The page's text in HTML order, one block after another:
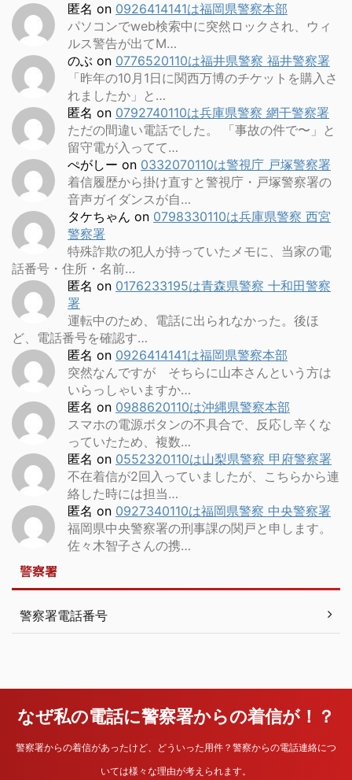
匿名 on 0926414141は福岡県警察本部
パソコンでweb検索中に突然ロックされ、ウィ
ルス警告が出てM…
のぶ on 0776520110は福井県警察 福井警察署
「昨年の10月1日に関西万博のチケットを購入さ
れましたか」と…
匿名 on 0792740110は兵庫県警察 網干警察署
ただの間違い電話でした。 「事故の件で〜」と
留守電が入ってて…
ぺがしー on 0332070110は警視庁 戸塚警察署
着信履歴から掛け直すと警視庁・戸塚警察署の
音声ガイダンスが自…
タケちゃん on 0798330110は兵庫県警察 西宮
警察署
特殊詐欺の犯人が持っていたメモに、当家の電
話番号・住所・名前…
匿名 on 0176233195は青森県警察 十和田警察
署
運転中のため、電話に出られなかった。後ほ
ど、電話番号を確認す…
匿名 on 0926414141は福岡県警察本部
突然なんですが そちらに山本さんという方は
いらっしゃいますか…
匿名 on 0988620110は沖縄県警察本部
スマホの電源ボタンの不具合で、反応し辛くな
っていたため、複数…
匿名 on 0552320110は山梨県警察 甲府警察署
不在着信が2回入っていましたが、こちらから連
絡した時には担当…
匿名 on 0927340110は福岡県警察 中央警察署
福岡県中央警察署の刑事課の関戸と申します。
佐々木智子さんの携…
警察署
警察署電話番号
なぜ私の電話に警察署からの着信が！？
警察署からの着信があったけど、どういった用件？警察からの電話連絡につ
いては様々な理由が考えられます。